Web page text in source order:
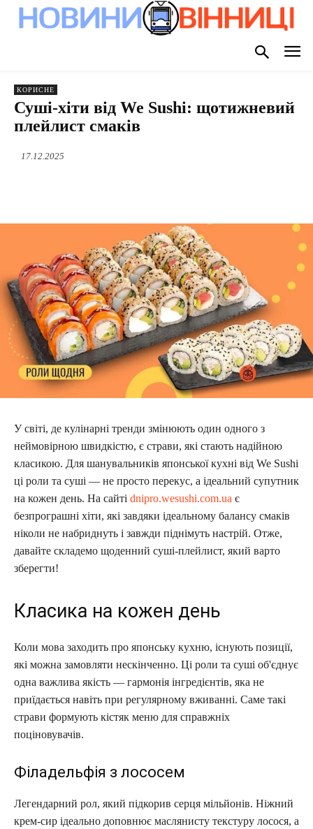
КОРИСНЕ
Суші-хіти від We Sushi: щотижневий
плейлист смаків
17.12.2025
У світі, де кулінарні тренди змінюють один одного з
неймовірною швидкістю, є страви, які стають надійною
класикою. Для шанувальників японської кухні від We Sushi
ці роли та суші — не просто перекус, а ідеальний супутник
на кожен день. На сайті dnipro.wesushi.com.ua є
безпрограшні хіти, які завдяки ідеальному балансу смаків
ніколи не набриднуть і завжди піднімуть настрій. Отже,
давайте складемо щоденний суші-плейлист, який варто
зберегти!
Класика на кожен день
Коли мова заходить про японську кухню, існують позиції,
які можна замовляти нескінченно. Ці роли та суші об'єднує
одна важлива якість — гармонія інгредієнтів, яка не
приїдається навіть при регулярному вживанні. Саме такі
страви формують кістяк меню для справжніх
поціновувачів.
Філадельфія з лососем
Легендарний рол, який підкорив серця мільйонів. Ніжний
крем-сир ідеально доповнює маслянисту текстуру лосося, а